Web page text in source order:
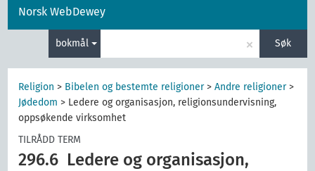
Norsk WebDewey
bokmål × Søk
Religion > Bibelen og bestemte religioner>Andre religioner>
Jødedom > Ledere og organisasjon, religionsundervisning,
oppsøkende virksomhet
TILRÅDD TERM
296.6 Ledere og organisasjon,